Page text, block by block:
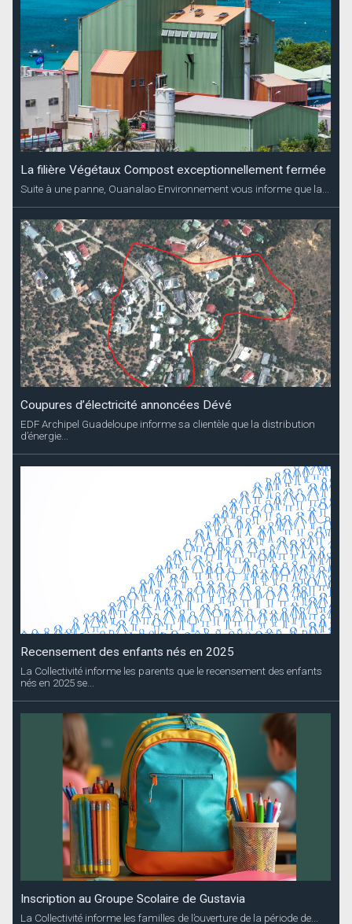
La filière Végétaux Compost exceptionnellement fermée
Suite à une panne, Ouanalao Environnement vous informe que la...
Coupures d’électricité annoncées Dévé
EDF Archipel Guadeloupe informe sa clientèle que la distribution
d’énergie...
Recensement des enfants nés en 2025
La Collectivité informe les parents que le recensement des enfants
nés en 2025 se...
Inscription au Groupe Scolaire de Gustavia
La Collectivité informe les familles de l’ouverture de la période de...